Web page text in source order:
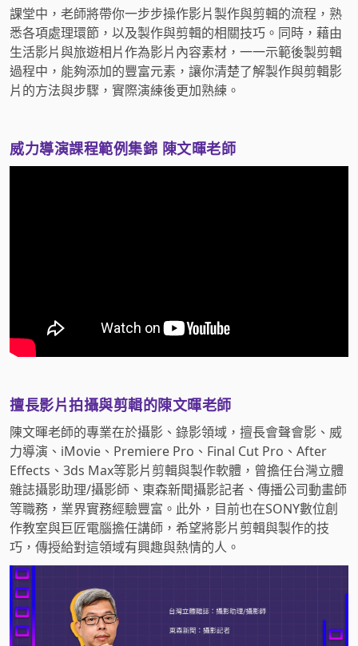
課堂中，老師將帶你一步步操作影片製作與剪輯的流程，熟
悉各項處理環節，以及製作與剪輯的相關技巧。同時，藉由
生活影片與旅遊相片作為影片內容素材，一一示範後製剪輯
過程中，能夠添加的豐富元素，讓你清楚了解製作與剪輯影
片的方法與步驟，實際演練後更加熟練。
威力導演課程範例集錦 陳文暉老師
擅長影片拍攝與剪輯的陳文暉老師
陳文暉老師的專業在於攝影、錄影領域，擅長會聲會影、威
力導演、iMovie、Premiere Pro、Final Cut Pro、After
Effects、3ds Max等影片剪輯與製作軟體，曾擔任台灣立體
雜誌攝影助理/攝影師、東森新聞攝影記者、傳播公司動畫師
等職務，業界實務經驗豐富。此外，目前也在SONY數位創
作教室與巨匠電腦擔任講師，希望將影片剪輯與製作的技
巧，傳授給對這領域有興趣與熱情的人。